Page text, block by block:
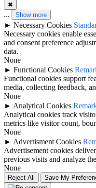
✖
... Show more
► Necessary Cookies
Necessary cookies enable
and consent preference
data.
None
► Functional Cookies
Functional cookies support
media, collecting feedback,
None
► Analytical Cookies
Analytical cookies track
metrics like visitor count,
None
► Advertisment Cookies
Advertisement cookies
previous visits and analyze
None
Reject All Save My